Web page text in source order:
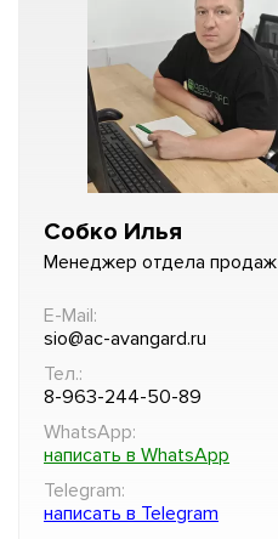
Собко Илья
Менеджер отдела продаж
E-Mail:
sio@ac-avangard.ru
Тел.:
8-963-244-50-89
WhatsApp:
написать в WhatsApp
Telegram:
написать в Telegram